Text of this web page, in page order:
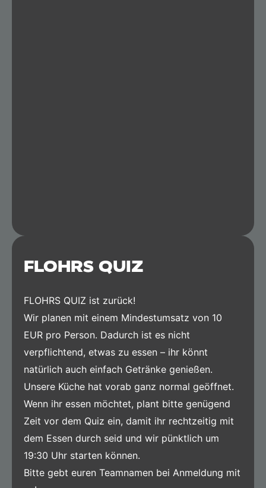
FLOHRS QUIZ
FLOHRS QUIZ ist zurück!
Wir planen mit einem Mindestumsatz von 10
EUR pro Person. Dadurch ist es nicht
verpflichtend, etwas zu essen – ihr könnt
natürlich auch einfach Getränke genießen.
Unsere Küche hat vorab ganz normal geöffnet.
Wenn ihr essen möchtet, plant bitte genügend
Zeit vor dem Quiz ein, damit ihr rechtzeitig mit
dem Essen durch seid und wir pünktlich um
19:30 Uhr starten können.
Bitte gebt euren Teamnamen bei Anmeldung mit